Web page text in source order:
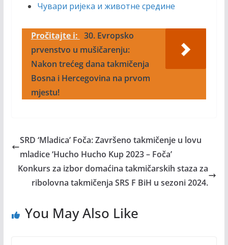
Чувари ријека и животне средине
Pročitajte i: 30. Evropsko
prvenstvo u mušičarenju:
Nakon trećeg dana takmičenja
Bosna i Hercegovina na prvom
mjestu!
SRD ‘Mladica’ Foča: Završeno takmičenje u lovu
mladice ‘Hucho Hucho Kup 2023 – Foča’
Konkurs za izbor domaćina takmičarskih staza za
ribolovna takmičenja SRS F BiH u sezoni 2024.
You May Also Like